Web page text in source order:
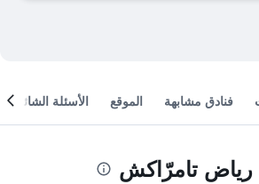
فنادق مشابهة الموقع الأسئلة الشائعة
تامرّاكش